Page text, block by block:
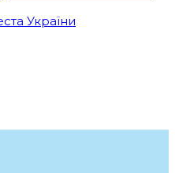
України